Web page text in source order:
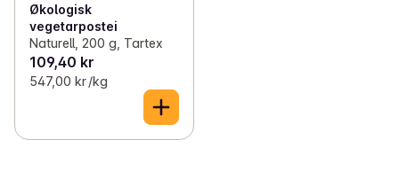
Økologisk
vegetarpostei
Naturell, 200 g, Tartex
109,40 kr
547,00 kr /kg